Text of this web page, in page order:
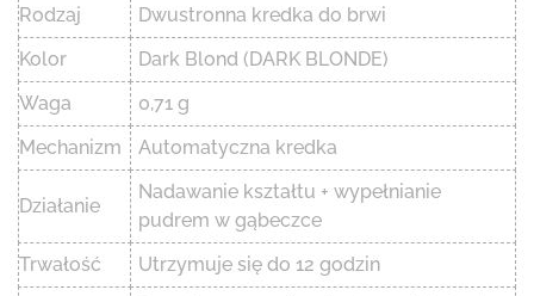
Rodzaj
Dwustronna kredka do brwi
Kolor
Dark Blond (DARK BLONDE)
Waga
0,71 g
Mechanizm
Automatyczna kredka
Działanie
Nadawanie kształtu + wypełnianie
pudrem w gąbeczce
Trwałość
Utrzymuje się do 12 godzin